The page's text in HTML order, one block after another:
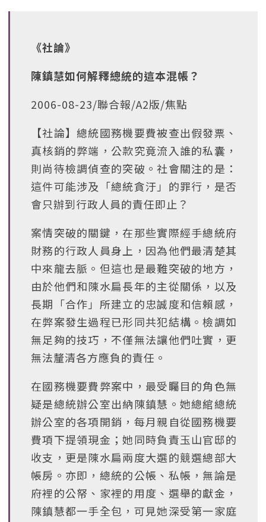
《社論》
陳鎮慧如何解釋總統的這本混帳？
2006-08-23/聯合報/A2版/焦點
【社論】總統國務機要費被查出假發票、
真核銷的弊端，公款究竟流入誰的私囊，
則尚待檢調偵查的突破。社會關注的是：
這件可能涉及「總統貪汙」的罪行，是否
會只辦到行政人員的責任即止？
案情突破的關鍵，在那些實際經手總統府
財務的行政人員身上，因為他們最清楚其
中來龍去脈。但這也是最難突破的地方，
由於他們和陳水扁長年的主從關係，以及
長期「合作」所建立的忠誠度和信賴感，
在弊案發生過程已形同共犯結構。檢調如
無足夠的技巧，不僅無法讓他們吐實，更
無法釐清各方應負的責任。
在國務機要費弊案中，最受矚目的角色無
疑是總統辦公室出納陳鎮慧。她總綰總統
辦公室的各項開銷，每月親自從國務機要
費項下提領現金；她同時負責玉山官邸的
收支，更是陳水扁兩度大選的競選總部大
帳房。亦即，總統的公帳、私帳，無論是
府裡的公帑、家裡的用度、選舉的獻金，
陳鎮慧都一手全包，可見她深受第一家庭